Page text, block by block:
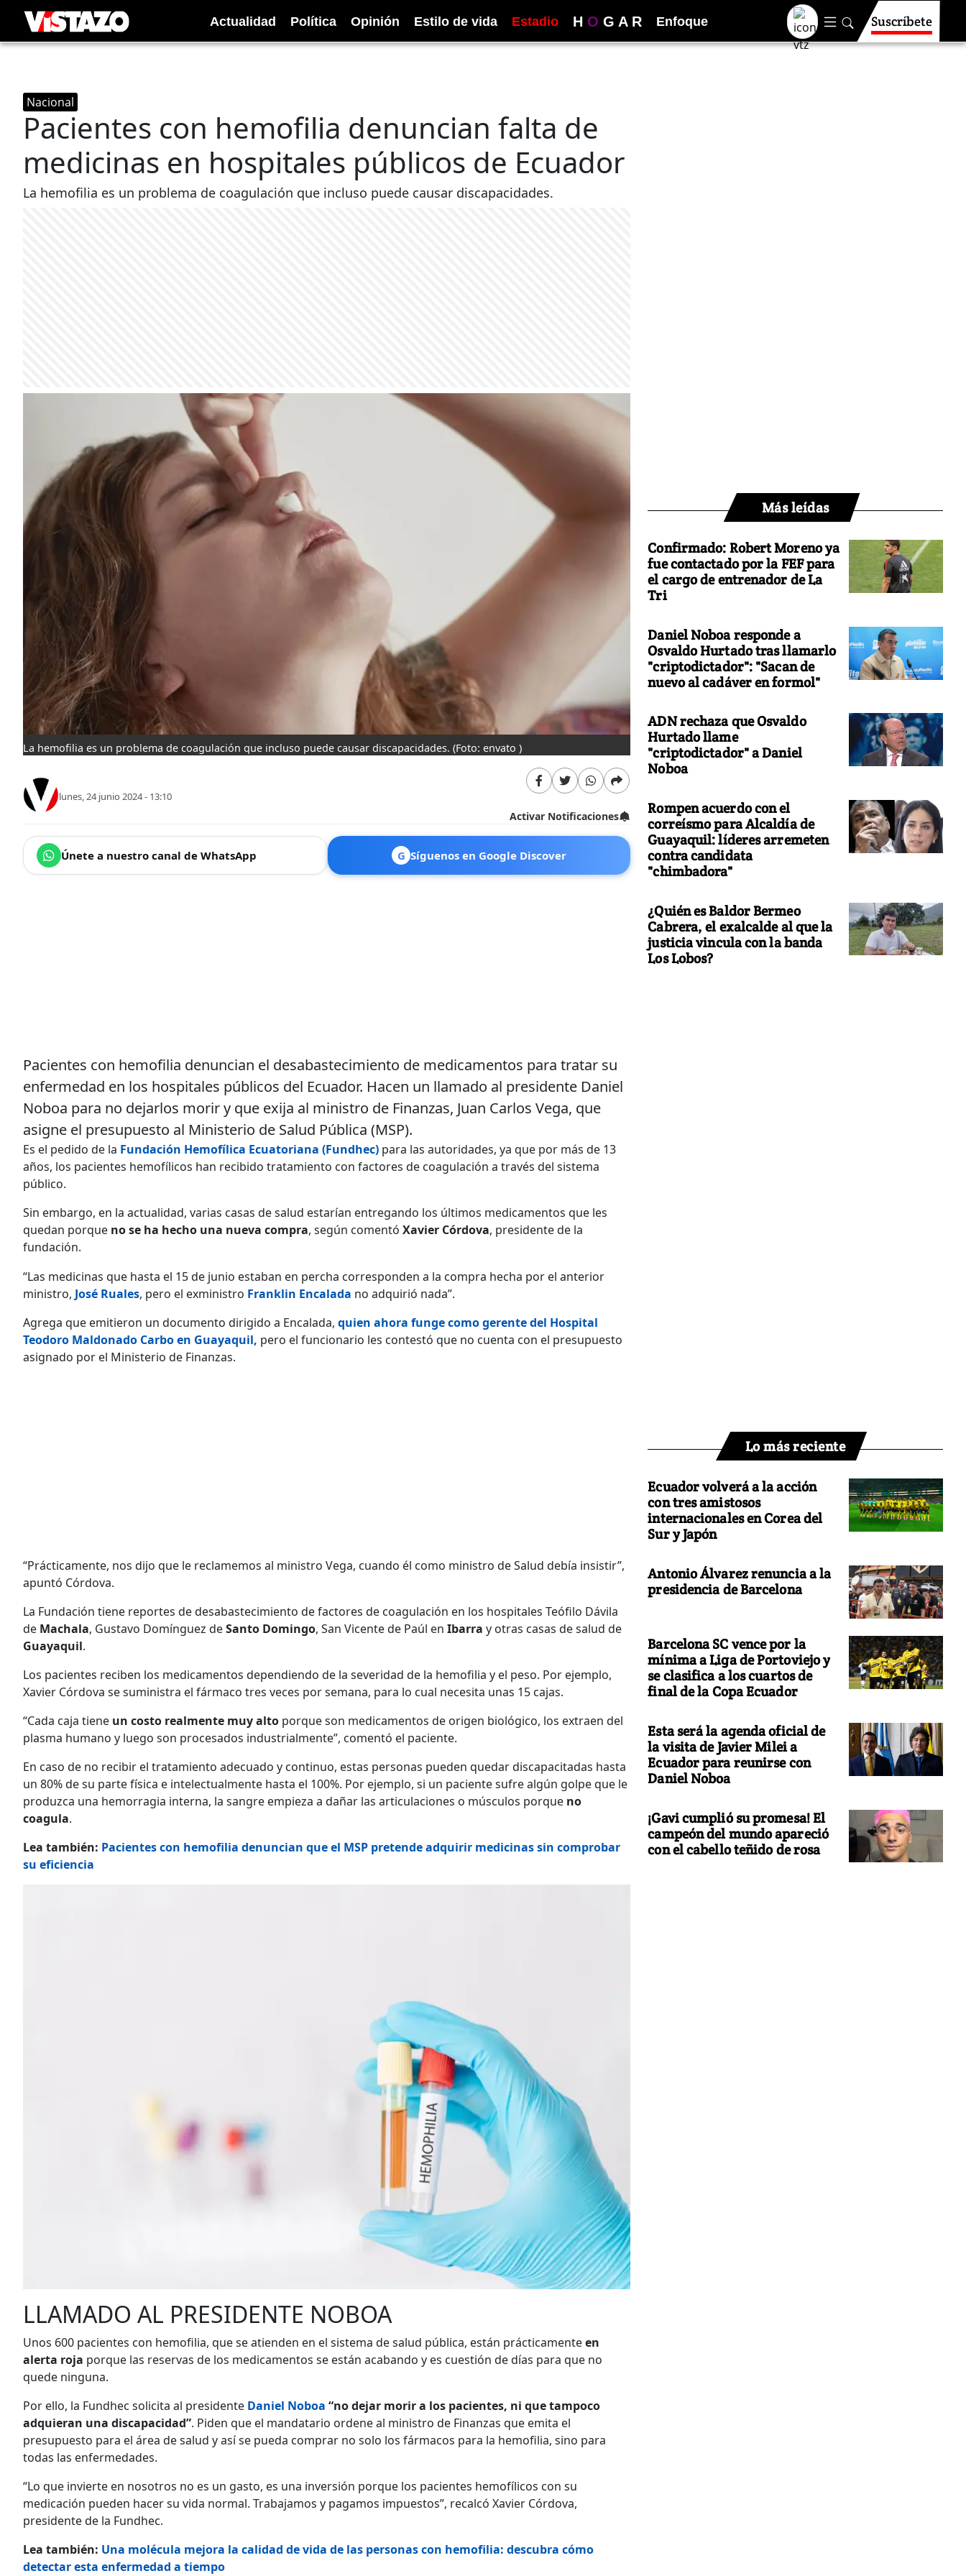
Actualidad Política Opinión Estilo de vida Estadio H O G A R Enfoque Suscríbete
Nacional
Pacientes con hemofilia denuncian falta de
medicinas en hospitales públicos de Ecuador
La hemofilia es un problema de coagulación que incluso puede causar discapacidades.
La hemofilia es un problema de coagulación que incluso puede causar discapacidades. (Foto: envato )
lunes, 24 junio 2024 - 13:10
Activar Notificaciones
Únete a nuestro canal de WhatsApp G Síguenos en Google Discover
Pacientes con hemofilia denuncian el desabastecimiento de medicamentos para tratar su
enfermedad en los hospitales públicos del Ecuador. Hacen un llamado al presidente Daniel
Noboa para no dejarlos morir y que exija al ministro de Finanzas, Juan Carlos Vega, que
asigne el presupuesto al Ministerio de Salud Pública (MSP).
Es el pedido de la Fundación Hemofílica Ecuatoriana (Fundhec) para las autoridades, ya que por más de 13
años, los pacientes hemofílicos han recibido tratamiento con factores de coagulación a través del sistema
público.
Sin embargo, en la actualidad, varias casas de salud estarían entregando los últimos medicamentos que les
quedan porque no se ha hecho una nueva compra, según comentó Xavier Córdova, presidente de la
fundación.
“Las medicinas que hasta el 15 de junio estaban en percha corresponden a la compra hecha por el anterior
ministro, José Ruales, pero el exministro Franklin Encalada no adquirió nada”.
Agrega que emitieron un documento dirigido a Encalada, quien ahora funge como gerente del Hospital
Teodoro Maldonado Carbo en Guayaquil, pero el funcionario les contestó que no cuenta con el presupuesto
asignado por el Ministerio de Finanzas.
“Prácticamente, nos dijo que le reclamemos al ministro Vega, cuando él como ministro de Salud debía insistir”,
apuntó Córdova.
La Fundación tiene reportes de desabastecimiento de factores de coagulación en los hospitales Teófilo Dávila
de Machala, Gustavo Domínguez deSanto Domingo, San Vicente de Paúl en Ibarra y otras casas de salud de
Guayaquil.
Los pacientes reciben los medicamentos dependiendo de la severidad de la hemofilia y el peso. Por ejemplo,
Xavier Córdova se suministra el fármaco tres veces por semana, para lo cual necesita unas 15 cajas.
“Cada caja tiene un costo realmente muy alto porque son medicamentos de origen biológico, los extraen del
plasma humano y luego son procesados industrialmente”, comentó el paciente.
En caso de no recibir el tratamiento adecuado y continuo, estas personas pueden quedar discapacitadas hasta
un 80% de su parte física e intelectualmente hasta el 100%. Por ejemplo, si un paciente sufre algún golpe que le
produzca una hemorragia interna, la sangre empieza a dañar las articulaciones o músculos porque no
coagula.
Lea también: Pacientes con hemofilia denuncian que el MSP pretende adquirir medicinas sin comprobar
su eficiencia
LLAMADO AL PRESIDENTE NOBOA
Unos 600 pacientes con hemofilia, que se atienden en el sistema de salud pública, están prácticamenteen
alerta roja porque las reservas de los medicamentos se están acabando y es cuestión de días para que no
quede ninguna.
Por ello, la Fundhec solicita al presidente Daniel Noboa “no dejar morir a los pacientes, ni que tampoco
adquieran una discapacidad”. Piden que el mandatario ordene al ministro de Finanzas que emita el
presupuesto para el área de salud y así se pueda comprar no solo los fármacos para la hemofilia, sino para
todas las enfermedades.
“Lo que invierte en nosotros no es un gasto, es una inversión porque los pacientes hemofílicos con su
medicación pueden hacer su vida normal. Trabajamos y pagamos impuestos”, recalcó Xavier Córdova,
presidente de la Fundhec.
Lea también: Una molécula mejora la calidad de vida de las personas con hemofilia: descubra cómo
detectar esta enfermedad a tiempo
Más leídas
Confirmado: Robert Moreno ya
fue contactado por la FEF para
el cargo de entrenador de La
Tri
Daniel Noboa responde a
Osvaldo Hurtado tras llamarlo
"criptodictador": "Sacan de
nuevo al cadáver en formol"
ADN rechaza que Osvaldo
Hurtado llame
"criptodictador" a Daniel
Noboa
Rompen acuerdo con el
correísmo para Alcaldía de
Guayaquil: líderes arremeten
contra candidata
"chimbadora"
¿Quién es Baldor Bermeo
Cabrera, el exalcalde al que la
justicia vincula con la banda
Los Lobos?
Lo más reciente
Ecuador volverá a la acción
con tres amistosos
internacionales en Corea del
Sur y Japón
Antonio Álvarez renuncia a la
presidencia de Barcelona
Barcelona SC vence por la
mínima a Liga de Portoviejo y
se clasifica a los cuartos de
final de la Copa Ecuador
Esta será la agenda oficial de
la visita de Javier Milei a
Ecuador para reunirse con
Daniel Noboa
¡Gavi cumplió su promesa! El
campeón del mundo apareció
con el cabello teñido de rosa